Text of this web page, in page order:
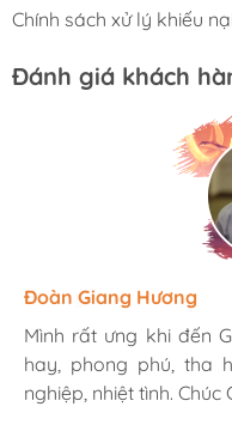
Chính sách xử lý khiếu
Đánh giá khách
Hương Suri
Mình rất ưng khi đến
hay, phong phú, tha
nghiệp, nhiệt tình.
Đoàn Giang Hương
Mình rất ưng khi đến
hay, phong phú, tha
nghiệp, nhiệt tình.
Ngọc Anh
Mình rất ưng khi đến
hay, phong phú, tha
nghiệp, nhiệt tình.